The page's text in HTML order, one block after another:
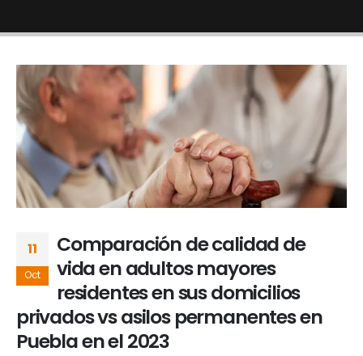
11
Oct
Comparación de calidad de
vida en adultos mayores
residentes en sus domicilios
privados vs asilos permanentes en
Puebla en el 2023